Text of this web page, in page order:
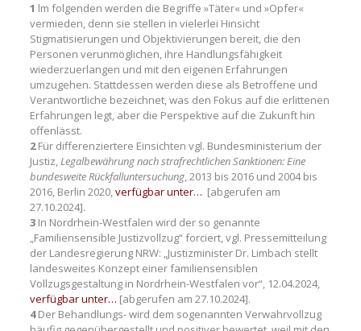
1 lm folgenden werden die Begriffe »Täter« und »Opfer«
vermieden, denn sie stellen in vielerlei Hinsicht
Stigmatisierungen und Objektivierungen bereit, die den
Personen verunmöglichen, ihre Handlungsfähigkeit
wiederzuerlangen und mit den eigenen Erfahrungen
umzugehen. Stattdessen werden diese als Betroffene und
Verantwortliche bezeichnet, was den Fokus auf die erlittenen
Erfahrungen legt, aber die Perspektive auf die Zukunft hin
offenlässt.
2Für differenziertere Einsichten vgl. Bundesministerium der
Justiz,Legalbewährung nach strafrechtlichen Sanktionen: Eine
bundesweite Rückfalluntersuchung, 2013 bis 2016 und 2004 bis
2016, Berlin 2020,verfügbar unter… [abgerufen am
27.10.2024].
3In Nordrhein-Westfalen wird der so genannte
„Familiensensible Justizvollzug“ forciert, vgl. Pressemitteilung
der Landesregierung NRW: „Justizminister Dr. Limbach stellt
landesweites Konzept einer familiensensiblen
Vollzugsgestaltung in Nordrhein-Westfalen vor“, 12.04.2024,
verfügbar unter… [abgerufen am 27.10.2024].
4Der Behandlungs- wird dem sogenannten Verwahrvollzug